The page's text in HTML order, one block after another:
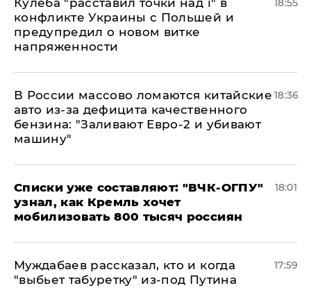
Кулеба "расставил точки над і" в
конфликте Украины с Польшей и
предупредил о новом витке
напряженности
18:55
В России массово ломаются китайские
авто из-за дефицита качественного
бензина: "Заливают Евро-2 и убивают
машину"
18:36
Списки уже составляют: "ВЧК-ОГПУ"
узнал, как Кремль хочет
мобилизовать 800 тысяч россиян
18:01
Муждабаев рассказал, кто и когда
"выбьет табуретку" из-под Путина
17:59